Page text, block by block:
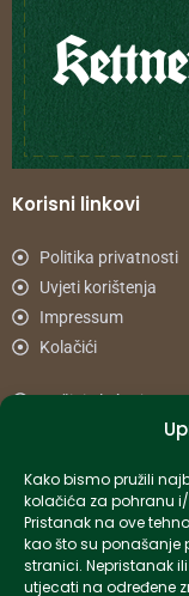
Kako bismo pružili
kolačića za pohranu
Pristanak na ove
kao što su ponašanje
stranici. Nepristanak
utjecati na određene
Korisni linkovi
Politika privatnosti
Uvjeti korištenja
Impressum
Kolačići
Načini plaćanja
Informacije
info-